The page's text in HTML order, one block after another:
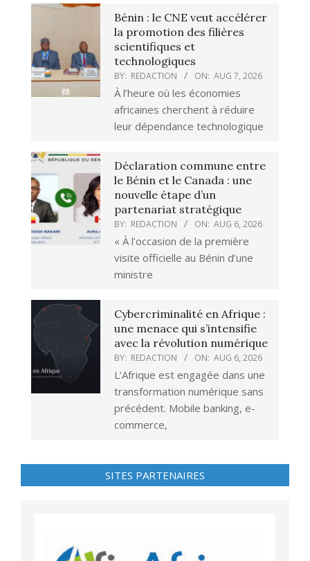
Bénin : le CNE veut accélérer
la promotion des filières
scientifiques et
technologiques
BY: REDACTION ON: AUG 7, 2026
À l’heure où les économies
africaines cherchent à réduire
leur dépendance technologique
Déclaration commune entre
le Bénin et le Canada : une
nouvelle étape d’un
partenariat stratégique
BY: REDACTION ON: AUG 6, 2026
« À l’occasion de la première
visite officielle au Bénin d’une
ministre
Cybercriminalité en Afrique :
une menace qui s’intensifie
avec la révolution numérique
BY: REDACTION ON: AUG 6, 2026
L’Afrique est engagée dans une
transformation numérique sans
précédent. Mobile banking, e-
commerce,
SITES PARTENAIRES